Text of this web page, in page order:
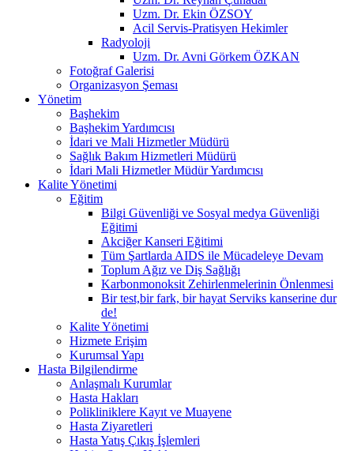
Uzm. Dr. Ekin ÖZSOY
Acil Servis-Pratisyen Hekimler
Radyoloji
Uzm. Dr. Avni Görkem ÖZKAN
Fotoğraf Galerisi
Organizasyon Şeması
Yönetim
Başhekim
Başhekim Yardımcısı
İdari ve Mali Hizmetler Müdürü
Sağlık Bakım Hizmetleri Müdürü
İdari Mali Hizmetler Müdür Yardımcısı
Kalite Yönetimi
Eğitim
Bilgi Güvenliği ve Sosyal medya Güvenliği
Eğitimi
Akciğer Kanseri Eğitimi
Tüm Şartlarda AIDS ile Mücadeleye Devam
Toplum Ağız ve Diş Sağlığı
Karbonmonoksit Zehirlenmelerinin Önlenmesi
Bir test,bir fark, bir hayat Serviks kanserine dur
de!
Kalite Yönetimi
Hizmete Erişim
Kurumsal Yapı
Hasta Bilgilendirme
Anlaşmalı Kurumlar
Hasta Hakları
Polikliniklere Kayıt ve Muayene
Hasta Ziyaretleri
Hasta Yatış Çıkış İşlemleri